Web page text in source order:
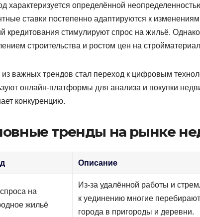
характеризуется определённой
ставки постепенно адаптируются к
кредитования стимулируют спрос на жильё.
строительства и ростом цен на
важных трендов стал переход к цифровым
онлайн-платформы для анализа и покупки
конкуренцию.
тренды на рынке
Описание
на
жильё
Из-за удалённой работы и
к уединению многие
города в пригороды и деревни.